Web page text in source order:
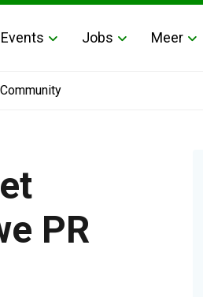
Events Jobs Meer
Community
PR